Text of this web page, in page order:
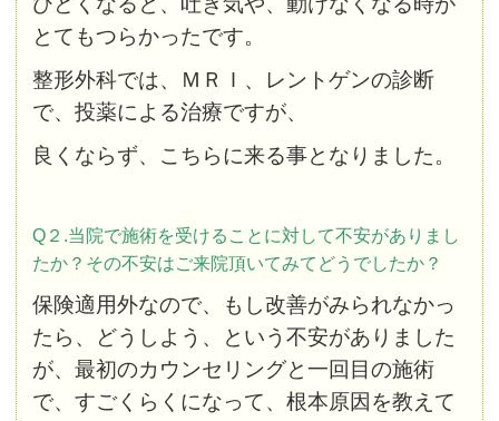
とてもつらかったです。
整形外科では、ＭＲＩ、レントゲンの診断
で、投薬による治療ですが、
良くならず、こちらに来る事となりました。
Q２.当院で施術を受けることに対して不安がありまし
たか？その不安はご来院頂いてみてどうでしたか？
保険適用外なので、もし改善がみられなかっ
たら、どうしよう、という不安がありました
が、最初のカウンセリングと一回目の施術
で、すごくらくになって、根本原因を教えて